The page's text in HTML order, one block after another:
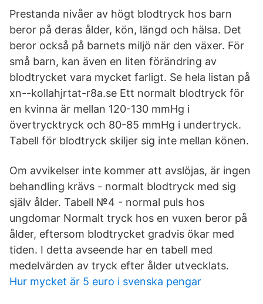
Prestanda nivåer av högt blodtryck hos barn
beror på deras ålder, kön, längd och hälsa. Det
beror också på barnets miljö när den växer. För
små barn, kan även en liten förändring av
blodtrycket vara mycket farligt. Se hela listan på
xn--kollahjrtat-r8a.se Ett normalt blodtryck för
en kvinna är mellan 120-130 mmHg i
övertrycktryck och 80-85 mmHg i undertryck.
Tabell för blodtryck skiljer sig inte mellan könen.
Om avvikelser inte kommer att avslöjas, är ingen
behandling krävs - normalt blodtryck med sig
själv ålder. Tabell №4 - normal puls hos
ungdomar Normalt tryck hos en vuxen beror på
ålder, eftersom blodtrycket gradvis ökar med
tiden. I detta avseende har en tabell med
medelvärden av tryck efter ålder utvecklats.
Hur mycket är 5 euro i svenska pengar